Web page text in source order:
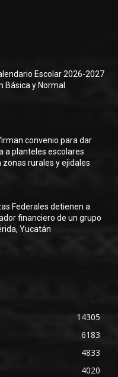
Escolar 2026-2027
Básica y Normal
convenio para dar
a planteles escolares
rurales y ejidales
Federales detienen a
financiero de un grupo
Yucatán
14305
6183
4833
4020